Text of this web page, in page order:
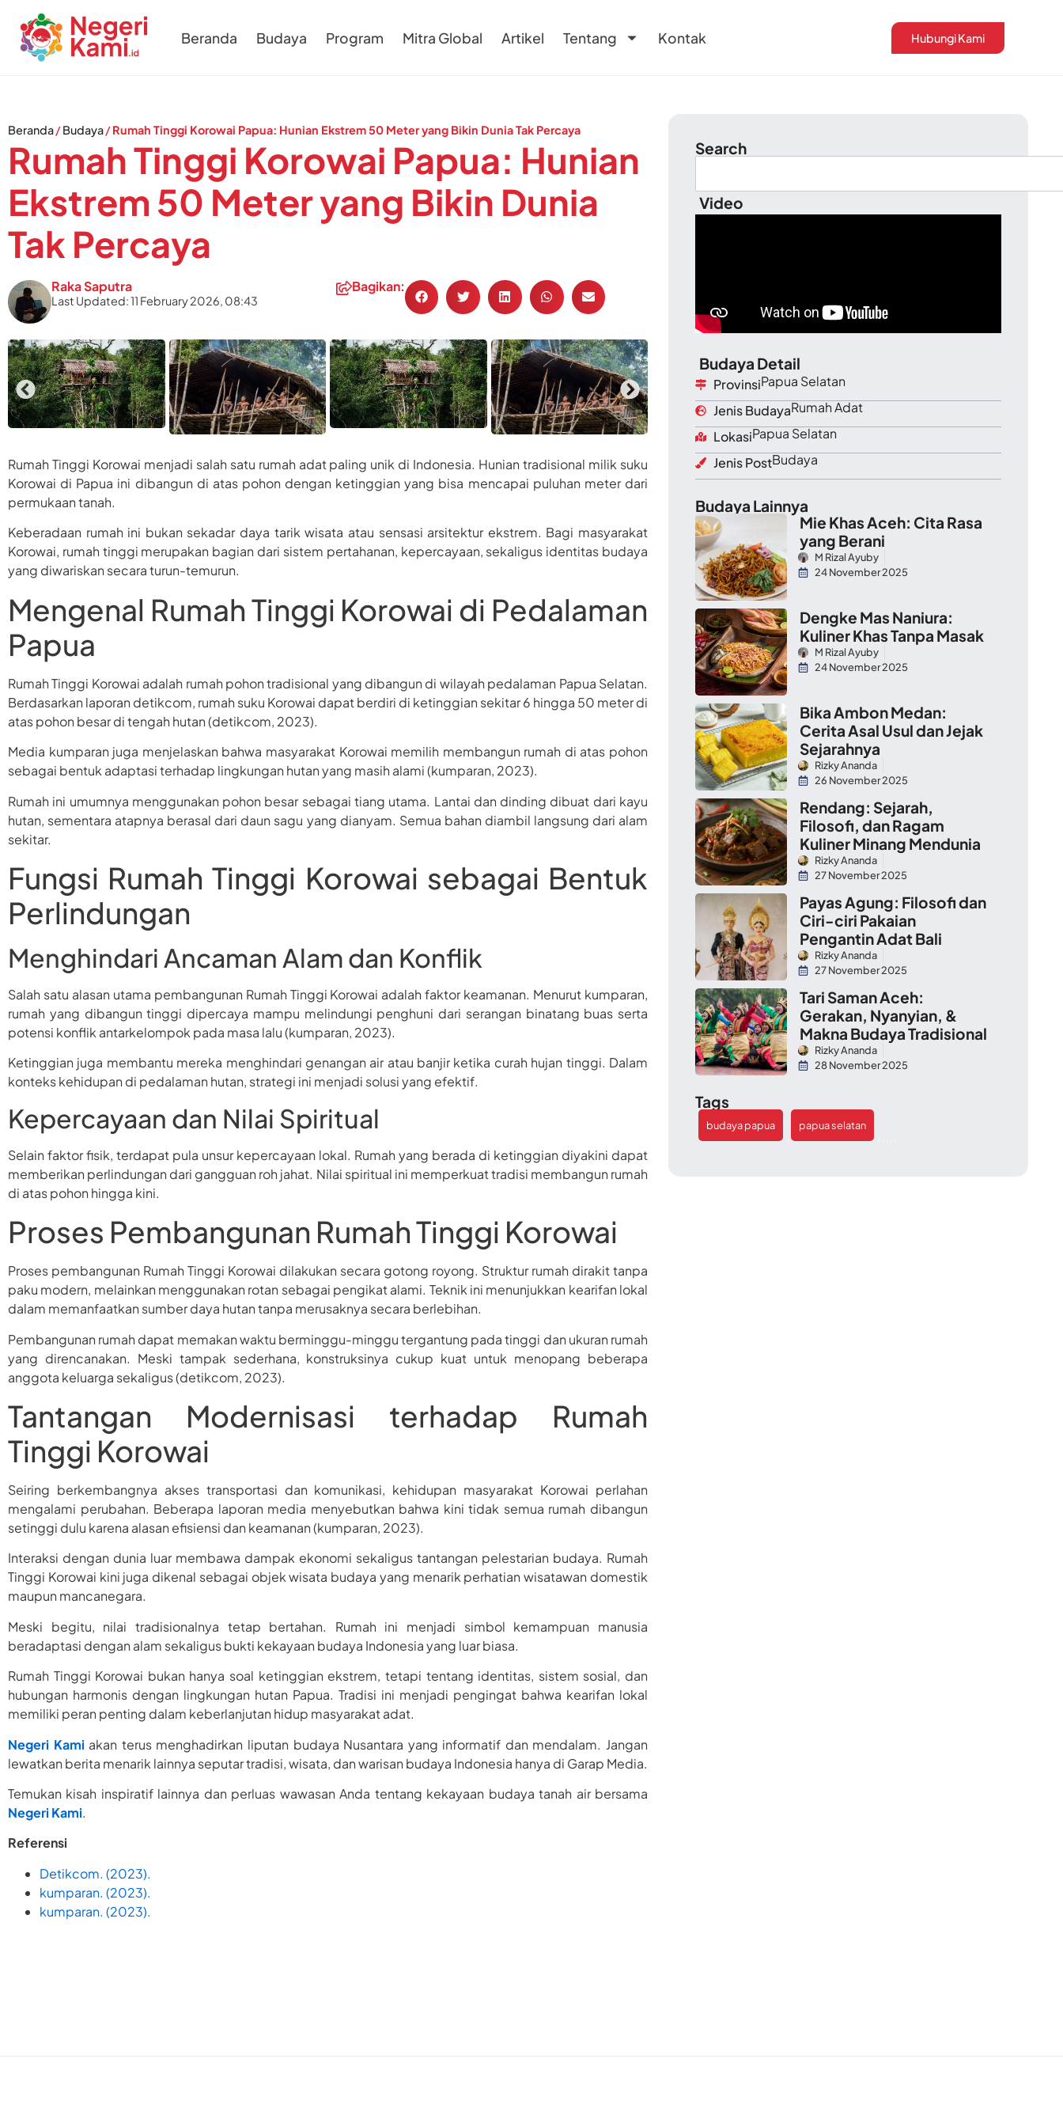
Beranda Budaya Program Mitra Global Artikel Tentang Kontak Hubungi Kami
Beranda/Budaya/Rumah Tinggi Korowai Papua: Hunian Ekstrem 50 Meter yang Bikin Dunia Tak Percaya
Rumah Tinggi Korowai Papua: Hunian
Ekstrem 50 Meter yang Bikin Dunia
Tak Percaya
Raka Saputra
Last Updated: 11 February 2026, 08:43
Bagikan:
Rumah Tinggi Korowai menjadi salah satu rumah adat paling unik di Indonesia. Hunian tradisional milik suku
Korowai di Papua ini dibangun di atas pohon dengan ketinggian yang bisa mencapai puluhan meter dari
permukaan tanah.
Keberadaan rumah ini bukan sekadar daya tarik wisata atau sensasi arsitektur ekstrem. Bagi masyarakat
Korowai, rumah tinggi merupakan bagian dari sistem pertahanan, kepercayaan, sekaligus identitas budaya
yang diwariskan secara turun-temurun.
Mengenal Rumah Tinggi Korowai di Pedalaman
Papua
Rumah Tinggi Korowai adalah rumah pohon tradisional yang dibangun di wilayah pedalaman Papua Selatan.
Berdasarkan laporan detikcom, rumah suku Korowai dapat berdiri di ketinggian sekitar 6 hingga 50 meter di
atas pohon besar di tengah hutan (detikcom, 2023).
Media kumparan juga menjelaskan bahwa masyarakat Korowai memilih membangun rumah di atas pohon
sebagai bentuk adaptasi terhadap lingkungan hutan yang masih alami (kumparan, 2023).
Rumah ini umumnya menggunakan pohon besar sebagai tiang utama. Lantai dan dinding dibuat dari kayu
hutan, sementara atapnya berasal dari daun sagu yang dianyam. Semua bahan diambil langsung dari alam
sekitar.
Fungsi Rumah Tinggi Korowai sebagai Bentuk
Perlindungan
Menghindari Ancaman Alam dan Konflik
Salah satu alasan utama pembangunan Rumah Tinggi Korowai adalah faktor keamanan. Menurut kumparan,
rumah yang dibangun tinggi dipercaya mampu melindungi penghuni dari serangan binatang buas serta
potensi konflik antarkelompok pada masa lalu (kumparan, 2023).
Ketinggian juga membantu mereka menghindari genangan air atau banjir ketika curah hujan tinggi. Dalam
konteks kehidupan di pedalaman hutan, strategi ini menjadi solusi yang efektif.
Kepercayaan dan Nilai Spiritual
Selain faktor fisik, terdapat pula unsur kepercayaan lokal. Rumah yang berada di ketinggian diyakini dapat
memberikan perlindungan dari gangguan roh jahat. Nilai spiritual ini memperkuat tradisi membangun rumah
di atas pohon hingga kini.
Proses Pembangunan Rumah Tinggi Korowai
Proses pembangunan Rumah Tinggi Korowai dilakukan secara gotong royong. Struktur rumah dirakit tanpa
paku modern, melainkan menggunakan rotan sebagai pengikat alami. Teknik ini menunjukkan kearifan lokal
dalam memanfaatkan sumber daya hutan tanpa merusaknya secara berlebihan.
Pembangunan rumah dapat memakan waktu berminggu-minggu tergantung pada tinggi dan ukuran rumah
yang direncanakan. Meski tampak sederhana, konstruksinya cukup kuat untuk menopang beberapa
anggota keluarga sekaligus (detikcom, 2023).
Tantangan Modernisasi terhadap Rumah
Tinggi Korowai
Seiring berkembangnya akses transportasi dan komunikasi, kehidupan masyarakat Korowai perlahan
mengalami perubahan. Beberapa laporan media menyebutkan bahwa kini tidak semua rumah dibangun
setinggi dulu karena alasan efisiensi dan keamanan (kumparan, 2023).
Interaksi dengan dunia luar membawa dampak ekonomi sekaligus tantangan pelestarian budaya. Rumah
Tinggi Korowai kini juga dikenal sebagai objek wisata budaya yang menarik perhatian wisatawan domestik
maupun mancanegara.
Meski begitu, nilai tradisionalnya tetap bertahan. Rumah ini menjadi simbol kemampuan manusia
beradaptasi dengan alam sekaligus bukti kekayaan budaya Indonesia yang luar biasa.
Rumah Tinggi Korowai bukan hanya soal ketinggian ekstrem, tetapi tentang identitas, sistem sosial, dan
hubungan harmonis dengan lingkungan hutan Papua. Tradisi ini menjadi pengingat bahwa kearifan lokal
memiliki peran penting dalam keberlanjutan hidup masyarakat adat.
Negeri Kami akan terus menghadirkan liputan budaya Nusantara yang informatif dan mendalam. Jangan
lewatkan berita menarik lainnya seputar tradisi, wisata, dan warisan budaya Indonesia hanya di Garap Media.
Temukan kisah inspiratif lainnya dan perluas wawasan Anda tentang kekayaan budaya tanah air bersama
Negeri Kami.
Referensi
Detikcom. (2023).
kumparan. (2023).
kumparan. (2023).
Search
Video
Budaya Detail
ProvinsiPapua Selatan
Jenis BudayaRumah Adat
LokasiPapua Selatan
Jenis PostBudaya
Budaya Lainnya
Mie Khas Aceh: Cita Rasa
yang Berani
M Rizal Ayuby
24 November 2025
Dengke Mas Naniura:
Kuliner Khas Tanpa Masak
M Rizal Ayuby
24 November 2025
Bika Ambon Medan:
Cerita Asal Usul dan Jejak
Sejarahnya
Rizky Ananda
26 November 2025
Rendang: Sejarah,
Filosofi, dan Ragam
Kuliner Minang Mendunia
Rizky Ananda
27 November 2025
Payas Agung: Filosofi dan
Ciri-ciri Pakaian
Pengantin Adat Bali
Rizky Ananda
27 November 2025
Tari Saman Aceh:
Gerakan, Nyanyian, &
Makna Budaya Tradisional
Rizky Ananda
28 November 2025
Tags
budaya papua
papua selatan